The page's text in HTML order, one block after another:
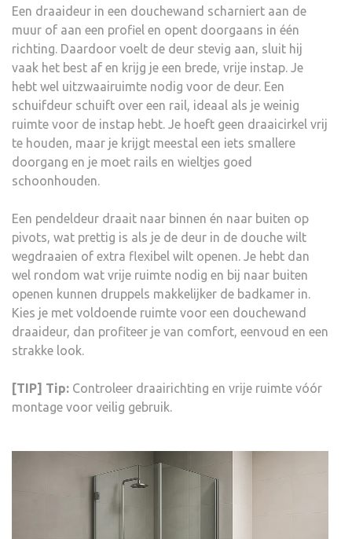
Een draaideur in een douchewand scharniert aan de
muur of aan een profiel en opent doorgaans in één
richting. Daardoor voelt de deur stevig aan, sluit hij
vaak het best af en krijg je een brede, vrije instap. Je
hebt wel uitzwaairuimte nodig voor de deur. Een
schuifdeur schuift over een rail, ideaal als je weinig
ruimte voor de instap hebt. Je hoeft geen draaicirkel vrij
te houden, maar je krijgt meestal een iets smallere
doorgang en je moet rails en wieltjes goed
schoonhouden.
Een pendeldeur draait naar binnen én naar buiten op
pivots, wat prettig is als je de deur in de douche wilt
wegdraaien of extra flexibel wilt openen. Je hebt dan
wel rondom wat vrije ruimte nodig en bij naar buiten
openen kunnen druppels makkelijker de badkamer in.
Kies je met voldoende ruimte voor een douchewand
draaideur, dan profiteer je van comfort, eenvoud en een
strakke look.
[TIP] Tip: Controleer draairichting en vrije ruimte vóór
montage voor veilig gebruik.